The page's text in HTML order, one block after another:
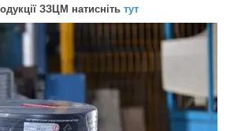
ЗЗЦМ натисніть тут